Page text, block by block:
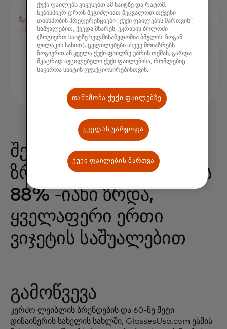
შესყიდვების 68% -იანი
ზრდა და შემოსავლების
88% -იანი ზრდა,
ყველაფერი ერთი
ვიჯეტის საშუალებით
გამოწვევა
კერძო ლეიბლის ბრენდების და 60-ზე მეტი
დიზაინერის სახელის სახლში, GlassesUsa.com ესმის
ქუქი ფაილებს ვიყენებთ ამ საიტზე და რატომ.
ნებისმიერ დროს შეგიძლიათ შეცვალოთ თქვენი
თანხმობის პრეფერენციები „ქუქი ფაილების მართვის“
საშუალებით, ქვედა მხარეს, ეკრანის ბოლოში
(ზოგიერთ საიტზე ხელმისაწვდომია ბმულის, ზოგან
ღილაკის სახით). ცვლილებები ასევე მოიაზრებს
ზოგიერთ ან ყველა ქუქი ფაილზე უარის თქმას, გარდა
მკაცრად აუცილებელი ქუქი ფაილებისა, რომლებიც
საჭიროა საიტის ფუნქციონირებისთვის.
თანხმობა ქუქი ფაილებზე
ყველას უარყოფა
ქუქი ფაილების მართვა